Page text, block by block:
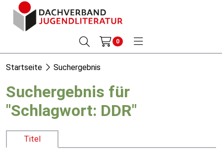
0
Startseite Suchergebnis
Suchergebnis für
"Schlagwort: DDR"
Titel